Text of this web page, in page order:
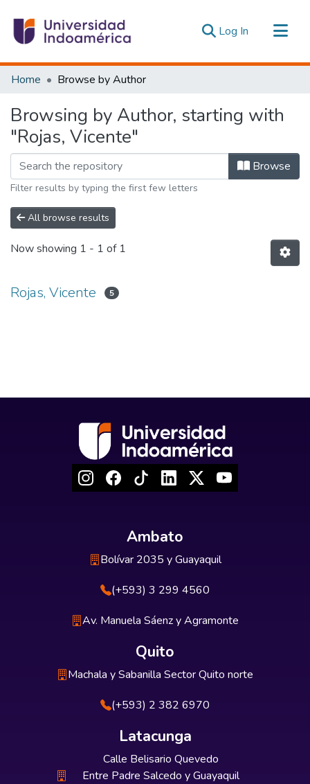
Log In (current)
Communities & Collections
Estadísticas Externas
Home Browse by Author
Browsing by Author, starting with
"Rojas, Vicente"
Browse
Filter results by typing the first few letters
All browse results
Now showing 1 - 1 of 1
Rojas, Vicente 5
Ambato
Bolívar 2035 y Guayaquil
(+593) 3 299 4560
Av. Manuela Sáenz y Agramonte
Quito
Machala y Sabanilla Sector Quito norte
(+593) 2 382 6970
Latacunga
Calle Belisario Quevedo
Entre Padre Salcedo y Guayaquil